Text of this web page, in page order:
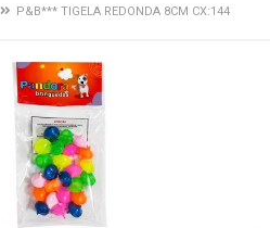
P&B*** TIGELA REDONDA 8CM CX:144